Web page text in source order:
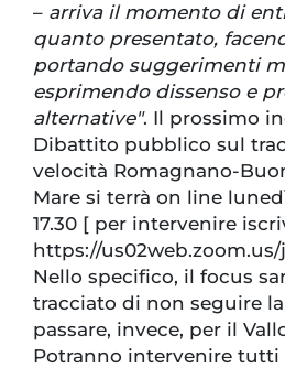
– arriva il momento di
quanto presentato,
portando suggerimenti
esprimendo dissenso e
alternative". Il prossimo
Dibattito pubblico sul
velocità Romagnano-
Mare si terrà on line
17.30 [ per intervenire
https://us02web.zoom.us/
Nello specifico, il focus
tracciato di non seguire
passare, invece, per il
Potranno intervenire tutti